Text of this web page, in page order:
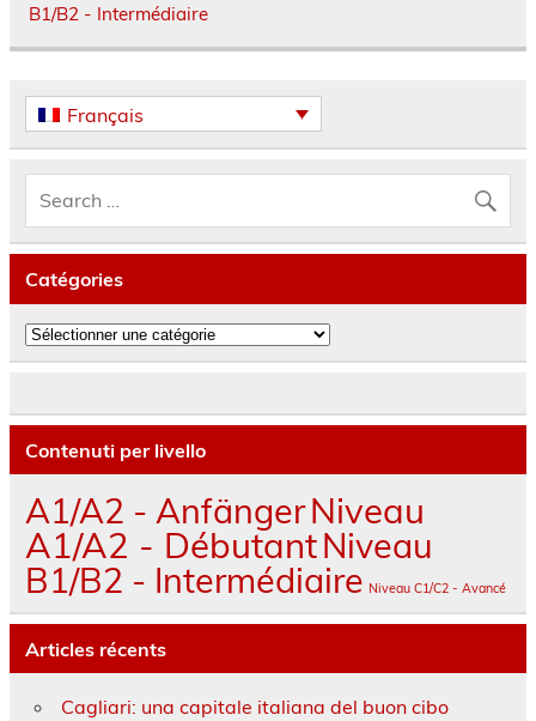
B1/B2 - Intermédiaire
Français
Catégories
Catégories
Contenuti per livello
A1/A2 - AnfängerNiveau
A1/A2 - DébutantNiveau
B1/B2 - Intermédiaire Niveau C1/C2 - Avancé
Articles récents
Cagliari: una capitale italiana del buon cibo